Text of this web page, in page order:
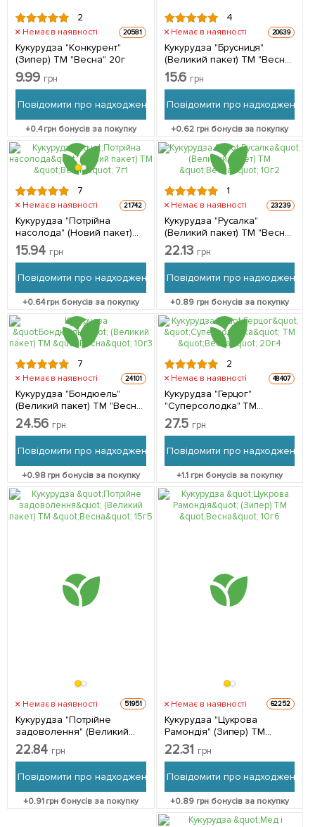
2
Немає в наявності 20581
Кукурудза "Конкурент"
(Зипер) ТМ "Весна" 20г
9.99 грн
Повідомити про надходження
+0.4грн бонусів за покупку
4
Немає в наявності 20639
Кукурудза "Брусниця"
(Великий пакет) ТМ "Весна"
15г
15.6 грн
Повідомити про надходження
+0.62грн бонусів за покупку
7
Немає в наявності 21742
Кукурудза "Потрійна
насолода" (Новий пакет)
ТМ "Весна" 7г
15.94 грн
Повідомити про надходження
+0.64грн бонусів за покупку
1
Немає в наявності 23239
Кукурудза "Русалка"
(Великий пакет) ТМ "Весна"
10г
22.13 грн
Повідомити про надходження
+0.89 грн бонусів за покупку
7
Немає в наявності 24101
Кукурудза "Бондюель"
(Великий пакет) ТМ "Весна"
10г
24.56 грн
Повідомити про надходження
+0.98грн бонусів за покупку
2
Немає в наявності 48407
Кукурудза "Герцог"
"Суперсолодка" ТМ
"Весна" 20г
27.5 грн
Повідомити про надходження
+1.1грн бонусів за покупку
Немає в наявності 51951
Кукурудза "Потрійне
задоволення" (Великий
пакет) ТМ "Весна" 15г
22.84 грн
Повідомити про надходження
+0.91грн бонусів за покупку
Немає в наявності 62252
Кукурудза "Цукрова
Рамондія" (Зипер) ТМ
"Весна" 10г
22.31 грн
Повідомити про надходження
+0.89 грн бонусів за покупку